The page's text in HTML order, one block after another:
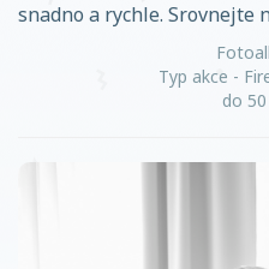
snadno a rychle. Srovnejte
Typ akce -
do